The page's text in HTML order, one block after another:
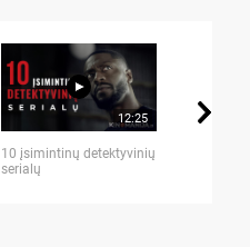
12:25
10 įsimintinų detektyvinių
serialų